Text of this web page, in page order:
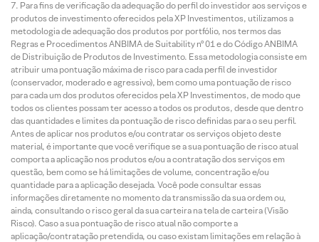
Para fins de verificação da adequação do perfil do investidor aos serviços e
produtos de investimento oferecidos pela XP Investimentos, utilizamos a
metodologia de adequação dos produtos por portfólio, nos termos das
Regras e Procedimentos ANBIMA de Suitability nº 01 e do Código ANBIMA
de Distribuição de Produtos de Investimento. Essa metodologia consiste em
atribuir uma pontuação máxima de risco para cada perfil de investidor
(conservador, moderado e agressivo), bem como uma pontuação de risco
para cada um dos produtos oferecidos pela XP Investimentos, de modo que
todos os clientes possam ter acesso a todos os produtos, desde que dentro
das quantidades e limites da pontuação de risco definidas para o seu perfil.
Antes de aplicar nos produtos e/ou contratar os serviços objeto deste
material, é importante que você verifique se a sua pontuação de risco atual
comporta a aplicação nos produtos e/ou a contratação dos serviços em
questão, bem como se há limitações de volume, concentração e/ou
quantidade para a aplicação desejada. Você pode consultar essas
informações diretamente no momento da transmissão da sua ordem ou,
ainda, consultando o risco geral da sua carteira na tela de carteira (Visão
Risco). Caso a sua pontuação de risco atual não comporte a
aplicação/contratação pretendida, ou caso existam limitações em relação à